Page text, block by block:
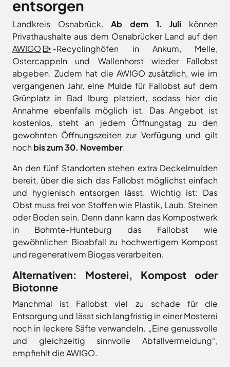
entsorgen
Landkreis Osnabrück.Ab dem 1. Juli können
Privathaushalte aus dem Osnabrücker Land auf den
AWIGO
-Recyclinghöfen in Ankum, Melle,
Ostercappeln und Wallenhorst wieder Fallobst
abgeben. Zudem hat die AWIGO zusätzlich, wie im
vergangenen Jahr, eine Mulde für Fallobst auf dem
Grünplatz in Bad Iburg platziert, sodass hier die
Annahme ebenfalls möglich ist. Das Angebot ist
kostenlos, steht an jedem Öffnungstag zu den
gewohnten Öffnungszeiten zur Verfügung und gilt
nochbis zum 30. November.
An den fünf Standorten stehen extra Deckelmulden
bereit, über die sich das Fallobst möglichst einfach
und hygienisch entsorgen lässt. Wichtig ist: Das
Obst muss frei von Stoffen wie Plastik, Laub, Steinen
oder Boden sein. Denn dann kann das Kompostwerk
in Bohmte-Hunteburg das Fallobst wie
gewöhnlichen Bioabfall zu hochwertigem Kompost
und regenerativem Biogas verarbeiten.
Alternativen: Mosterei, Kompost oder
Biotonne
Manchmal ist Fallobst viel zu schade für die
Entsorgung und lässt sich langfristig in einer Mosterei
noch in leckere Säfte verwandeln. „Eine genussvolle
und gleichzeitig sinnvolle Abfallvermeidung“,
empfiehlt die AWIGO.
Gesunde
Stunde
e.V.
Hafen
Wittlager
Land
GmbH
Kreismusikschule
Osnabrück
Landschaftsverband
Osnabrücker
Land
MaßArbeit
Naturpark
TERRA.vita
Naturschutzstiftung
des
Landkreises
Osnabrück
Niedersächsische
Landgesellschaft
Land
–
Planungsgesellschaft
Nahverkehr
Osnabrück
Stiftung
Lauter
Termine
Veranstaltungen
des
Landkreises
direkt
in
Ihr
Postfach
erhalten.
Zum
anmelden
Kreishaus
Osnabrück
Am
Schölerberg
1
49082
Osnabrück
Kontaktaufnahme
0541
5010
Montag -
Mittwoch
8.00
-
Uhr
Donnerstag8.00
-
17.30
Uhr
Freitag 8.00
-
12.00
Samstag
9.30 - 11.30 Uhr
Zulassungsstelle!)
Außenstellen
der
Kreisverwaltung
Landkreises
aus,
um
auf
die
jeweilige
Website
zu
gelangen.
Zur
Website
der
Stadt
.
Artland
Bad
Essen
Bad
Iburg
Bad
Laer
Bad
Rothenfelde
Belm
Bersenbrück
Bissendorf